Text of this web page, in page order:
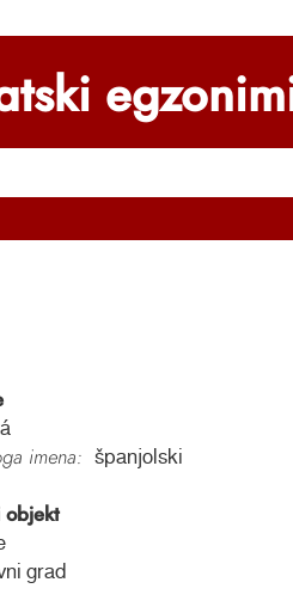
imena: španjolski
objekt
grad